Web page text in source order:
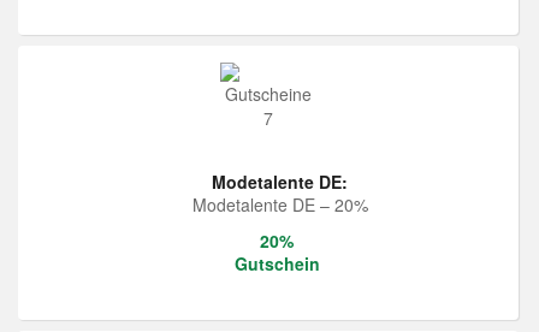
Modetalente DE:
Modetalente DE – 20%
20%
Gutschein